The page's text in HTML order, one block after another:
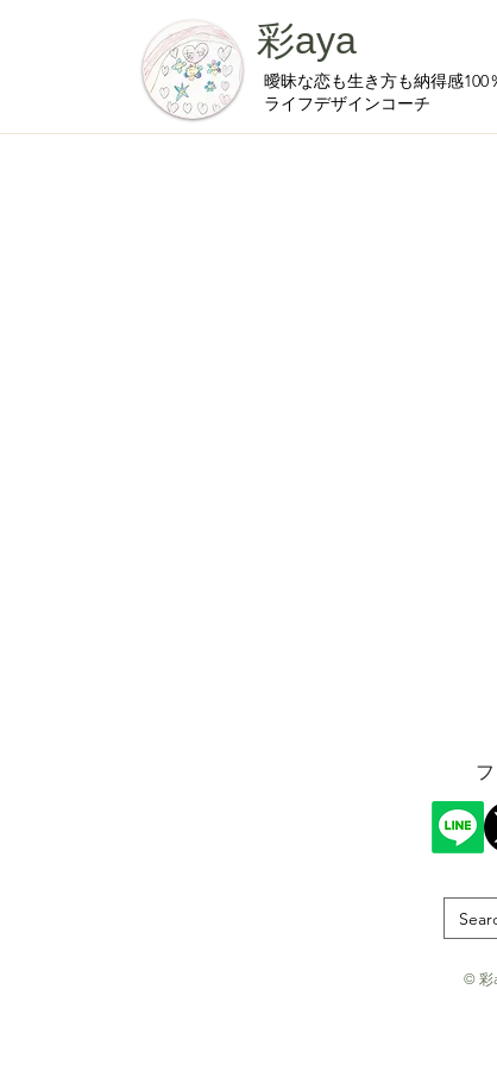
彩aya
曖昧な恋も生き方も納得感100
ライフデザインコーチ
© 彩